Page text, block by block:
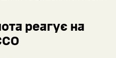
реагує на